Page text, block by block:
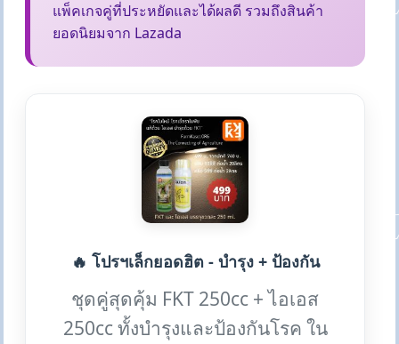
แพ็คเกจคู่ที่ประหยัดและได้ผลดี รวมถึงสินค้า
ยอดนิยมจาก Lazada
🔥 โปรฯเล็กยอดฮิต - บำรุง + ป้องกัน
ชุดคู่สุดคุ้ม FKT 250cc + ไอเอส
250cc ทั้งบำรุงและป้องกันโรค ใน